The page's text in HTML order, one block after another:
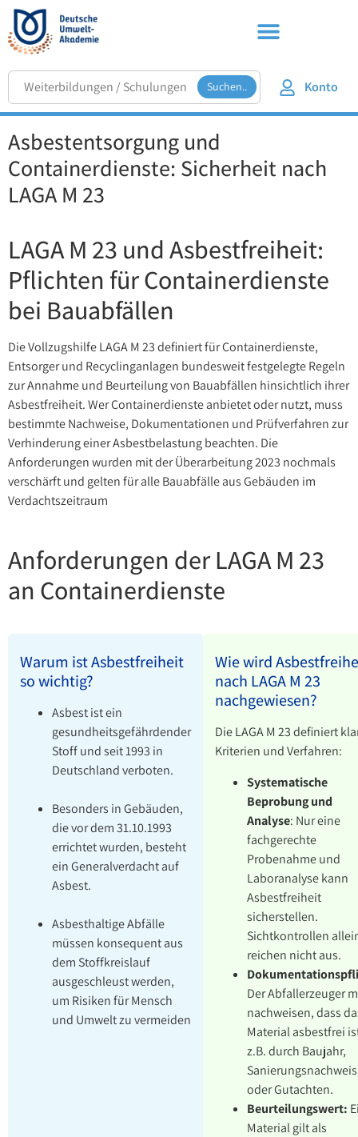
Suchen.. Konto
Asbestentsorgung und
Containerdienste: Sicherheit nach
LAGA M 23
LAGA M 23 und Asbestfreiheit:
Pflichten für Containerdienste
bei Bauabfällen
Die Vollzugshilfe LAGA M 23 definiert für Containerdienste,
Entsorger und Recyclinganlagen bundesweit festgelegte Regeln
zur Annahme und Beurteilung von Bauabfällen hinsichtlich ihrer
Asbestfreiheit. Wer Containerdienste anbietet oder nutzt, muss
bestimmte Nachweise, Dokumentationen und Prüfverfahren zur
Verhinderung einer Asbestbelastung beachten. Die
Anforderungen wurden mit der Überarbeitung 2023 nochmals
verschärft und gelten für alle Bauabfälle aus Gebäuden im
Verdachtszeitraum
Anforderungen der LAGA M 23
an Containerdienste
Warum ist Asbestfreiheit
so wichtig?
Asbest ist ein
gesundheitsgefährdender
Stoff und seit 1993 in
Deutschland verboten.
Besonders in Gebäuden,
die vor dem 31.10.1993
errichtet wurden, besteht
ein Generalverdacht auf
Asbest.
Asbesthaltige Abfälle
müssen konsequent aus
dem Stoffkreislauf
ausgeschleust werden,
um Risiken für Mensch
und Umwelt zu vermeiden
Wie wird
nach LAGA M 23
nachgewiesen?
Die LAGA M 23 definiert
Kriterien und Verfahren:
Systematische
Beprobung und
Analyse: Nur eine
fachgerechte
Probenahme und
Laboranalyse kann
Asbestfreiheit
sicherstellen.
Sichtkontrollen
reichen nicht aus.
Der Abfallerzeuger
nachweisen, dass
Material asbestfrei
z.B. durch Baujahr,
Sanierungsnachweis
oder Gutachten.
Beurteilungswert:
Material gilt als